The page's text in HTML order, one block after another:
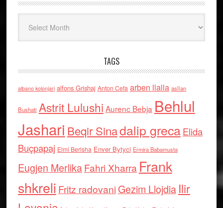
TAGS
albano kolonjari alfons Grishaj Anton Cefa arben llalla asllan
Bushati Astrit Lulushi Aurenc Bebja Behlul
Jashari Beqir Sinadalip grecaElida
Buçpapaj Elmi Berisha Enver Bytyci Ermira Babamusta
Eugjen MerlikaFahri Xharra Frank
shkreli Fritz radovaniGezim Llojdia Ilir